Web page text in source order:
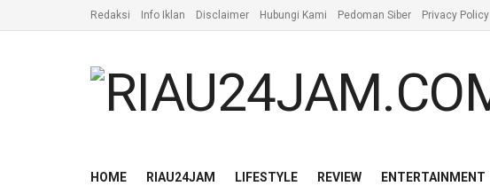
Redaksi Info Iklan Disclaimer Hubungi Kami Pedoman Siber Privacy Policy
HOME RIAU24JAM LIFESTYLE REVIEW ENTERTAINMENT